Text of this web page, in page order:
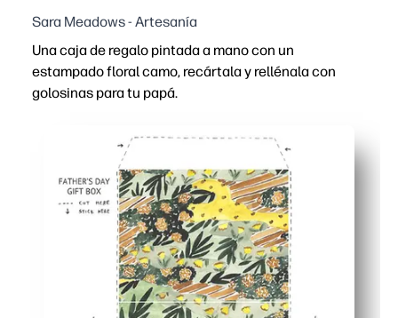
Sara Meadows - Artesanía
Una caja de regalo pintada a mano con un
estampado floral camo, recártala y rellénala con
golosinas para tu papá.